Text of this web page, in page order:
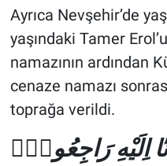
Ayrıca Nevşehir’de
yaşındaki Tamer
namazının ardından
cenaze namazı
toprağa verildi.
اِلَيْهِ رَاجِعُونَۜ